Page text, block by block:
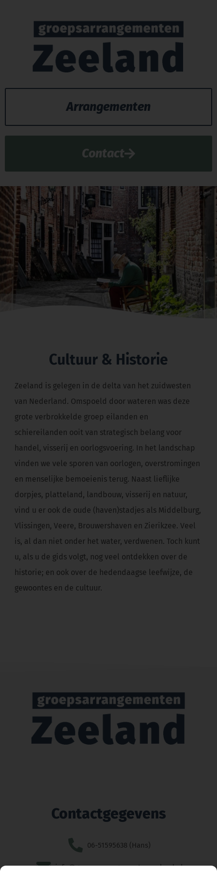
Arrangementen
Contact
Cultuur & Historie
Zeeland is gelegen in de delta van het zuidwesten
van Nederland. Omspoeld door wateren was deze
grote verbrokkelde groep eilanden en
schiereilanden ooit van strategisch belang voor
handel, visserij en oorlogsvoering. In het landschap
vinden we vele sporen van oorlogen, overstromingen
en menselijke bemoeienis terug. Naast lieflijke
dorpjes, platteland, landbouw, visserij en natuur,
vind u er ook de oude (haven)stadjes als Middelburg,
Vlissingen, Veere, Brouwershaven en Zierikzee. Veel
is, al dan niet onder het water, verdwenen. Toch kunt
u, als u de gids volgt, nog veel ontdekken over de
historie; en ook over de hedendaagse leefwijze, de
gewoontes en de cultuur.
Contactgegevens
06-51595638 (Hans)
info@groepsarrangementenzeeland.nl